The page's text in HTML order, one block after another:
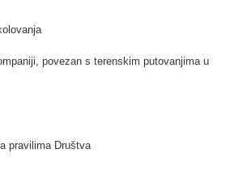
povezan s terenskim putovanjima u
pravilima Društva